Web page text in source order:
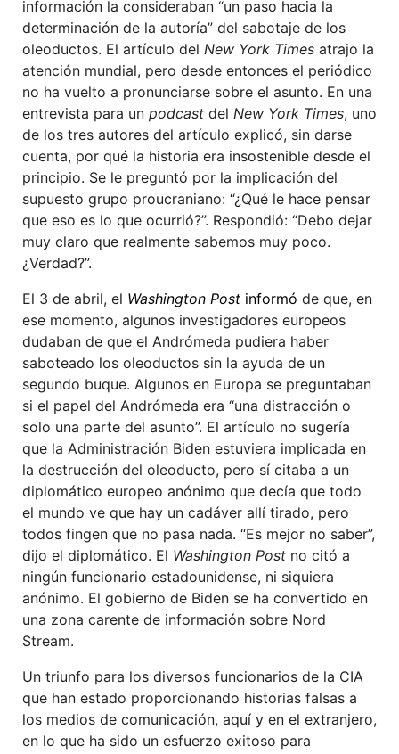
información la consideraban “un paso hacia la
determinación de la autoría” del sabotaje de los
oleoductos. El artículo del New York Times atrajo la
atención mundial, pero desde entonces el periódico
no ha vuelto a pronunciarse sobre el asunto. En una
entrevista para un podcast del New York Times, uno
de los tres autores del artículo explicó, sin darse
cuenta, por qué la historia era insostenible desde el
principio. Se le preguntó por la implicación del
supuesto grupo proucraniano: “¿Qué le hace pensar
que eso es lo que ocurrió?”. Respondió: “Debo dejar
muy claro que realmente sabemos muy poco.
¿Verdad?”.
El 3 de abril, el Washington Post informó de que, en
ese momento, algunos investigadores europeos
dudaban de que el Andrómeda pudiera haber
saboteado los oleoductos sin la ayuda de un
segundo buque. Algunos en Europa se preguntaban
si el papel del Andrómeda era “una distracción o
solo una parte del asunto”. El artículo no sugería
que la Administración Biden estuviera implicada en
la destrucción del oleoducto, pero sí citaba a un
diplomático europeo anónimo que decía que todo
el mundo ve que hay un cadáver allí tirado, pero
todos fingen que no pasa nada. “Es mejor no saber”,
dijo el diplomático. El Washington Post no citó a
ningún funcionario estadounidense, ni siquiera
anónimo. El gobierno de Biden se ha convertido en
una zona carente de información sobre Nord
Stream.
Un triunfo para los diversos funcionarios de la CIA
que han estado proporcionando historias falsas a
los medios de comunicación, aquí y en el extranjero,
en lo que ha sido un esfuerzo exitoso para